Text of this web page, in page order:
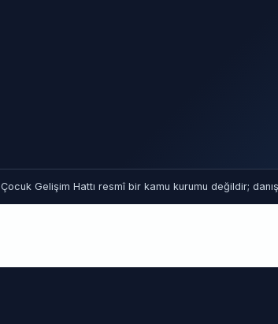
Çocuk Gelişim Hattı resmî bir kamu kurumu değildir;